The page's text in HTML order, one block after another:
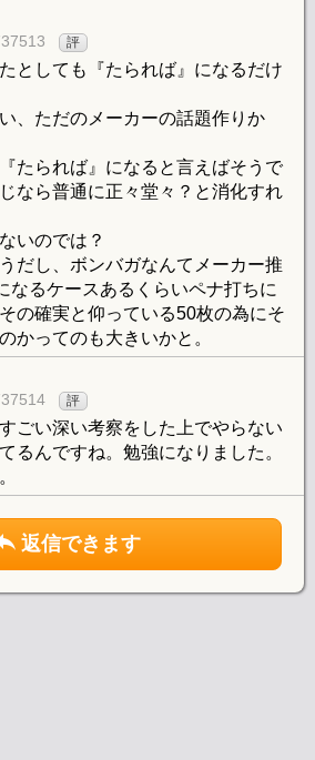
評
としても『たられば』になるだけ
、ただのメーカーの話題作りか
たられば』になると言えばそうで
なら普通に正々堂々？と消化すれ
いのでは？
だし、ボンバガなんてメーカー推
なるケースあるくらいペナ打ちに
の確実と仰っている50枚の為にそ
かってのも大きいかと。
評
ごい深い考察をした上でやらない
るんですね。勉強になりました。
返信できます